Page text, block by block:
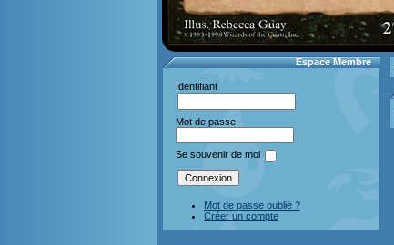
Espace Membre
Identifiant
Mot de passe
Se souvenir de moi
Mot de passe oublié ?
Créer un compte